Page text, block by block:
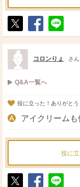
ポ
ス
ト
シ
ェ
送
る
コロンりょ さん
Q&A一覧へ
役に立った！ありがとう
アイクリームも
役に立